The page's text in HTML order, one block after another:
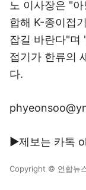
노 이사장은 "
합해 K-종이접
잡길 바란다"며
접기가 한류의
다.
▶제보는 카톡
Copyright © 연합뉴